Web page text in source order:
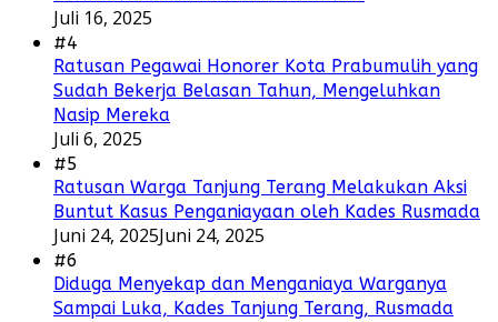
Juli 16, 2025
#4
Ratusan Pegawai Honorer Kota Prabumulih yang
Sudah Bekerja Belasan Tahun, Mengeluhkan
Nasip Mereka
Juli 6, 2025
#5
Ratusan Warga Tanjung Terang Melakukan Aksi
Buntut Kasus Penganiayaan oleh Kades Rusmada
Juni 24, 2025Juni 24, 2025
#6
Diduga Menyekap dan Menganiaya Warganya
Sampai Luka, Kades Tanjung Terang, Rusmada